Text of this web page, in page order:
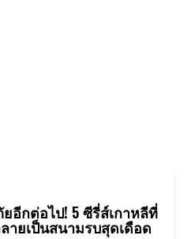
อีกต่อไป! 5 ซีรี่ส์เกาหลีที่
ายเป็นสนามรบสุดเดือด